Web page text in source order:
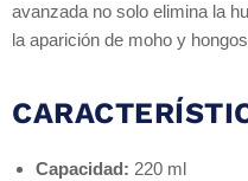
avanzada no solo elimina la
la aparición de moho y
Capacidad: 220 ml